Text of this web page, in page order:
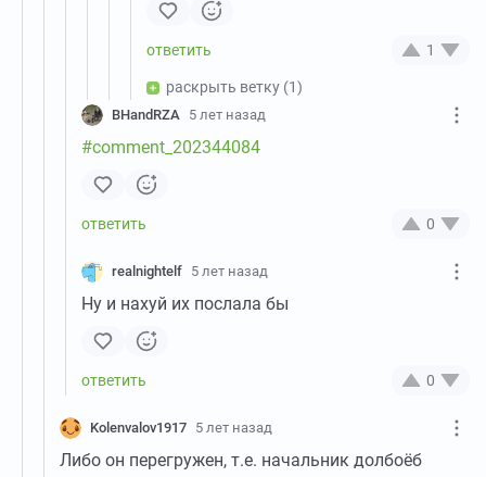
1
раскрыть ветку (1)
BHandRZA 5 лет назад
#comment_202344084
0
realnightelf 5 лет назад
Ну и нахуй их послала бы
0
Kolenvalov1917 5 лет назад
Либо он перегружен, т.е. начальник долбоёб